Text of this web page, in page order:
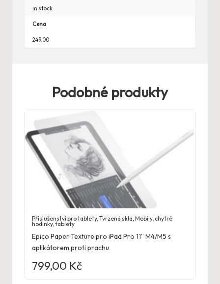
in stock
Cena
249.00
Podobné produkty
Příslušenství pro tablety,Tvrzená skla ,Mobily, chytré
hodinky, tablety
Epico Paper Texture pro iPad Pro 11” M4/M5 s
aplikátorem proti prachu
799,00 Kč